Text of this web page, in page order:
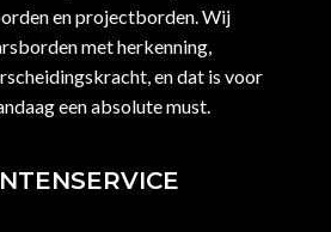
en projectborden. Wij
met herkenning,
en dat is voor
een absolute must.